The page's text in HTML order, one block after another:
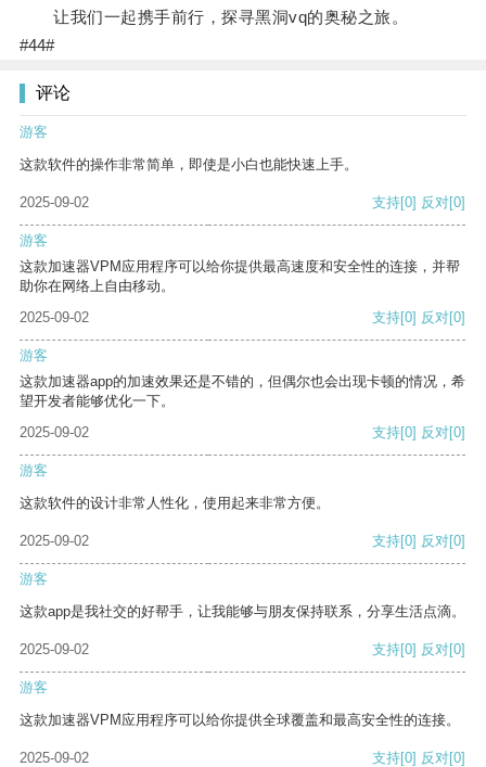
让我们一起携手前行，探寻黑洞vq的奥秘之旅。
#44#
评论
游客
这款软件的操作非常简单，即使是小白也能快速上手。
2025-09-02 支持[0] 反对[0]
游客
这款加速器VPM应用程序可以给你提供最高速度和安全性的连接，并帮
助你在网络上自由移动。
2025-09-02
支持[0] 反对[0]
游客
这款加速器app的加速效果还是不错的，但偶尔也会出现卡顿的情况，希
望开发者能够优化一下。
2025-09-02
支持[0] 反对[0]
游客
这款软件的设计非常人性化，使用起来非常方便。
2025-09-02 支持[0] 反对[0]
游客
这款app是我社交的好帮手，让我能够与朋友保持联系，分享生活点滴。
2025-09-02 支持[0] 反对[0]
游客
这款加速器VPM应用程序可以给你提供全球覆盖和最高安全性的连接。
2025-09-02 支持[0] 反对[0]